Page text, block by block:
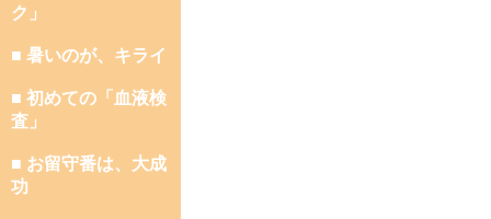
ク」
■ 暑いのが、キライ
■ 初めての「血液検
査」
■ お留守番は、大成
功